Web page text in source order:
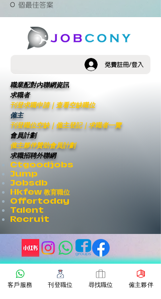
0 個最佳答案
免費註冊/登入
職業配對內聯網資訊
求職者
刊登求職申請｜ 查看空缺職位
僱主
刊登職位空缺｜僱主登記｜求職者一覽
會員計劃
僱主夥伴贊助會員計劃
求職招聘外聯網
Ctgoodjobs
Jump
Jobsdb
Hkfew 教育職位
Offertoday
Talent
Recruit
如有意支持
或滿意本平台免費服務
客戶服務 刊登職位 尋找職位 僱主夥伴